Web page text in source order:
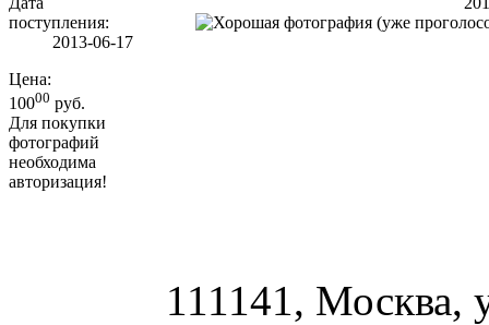
поступления:
2013-06-17
Цена:
10000 руб.
Для покупки
фотографий
необходима
авторизация!
111141, Москва,